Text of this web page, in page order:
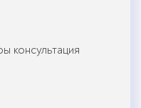
консультация